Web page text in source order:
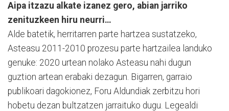
Aipa itzazu alkate izanez gero, abian jarriko
zenituzkeen hiru neurri…
Alde batetik, herritarren parte hartzea sustatzeko,
Asteasu 2011-2010 prozesu parte hartzailea landuko
genuke: 2020 urtean nolako Asteasu nahi dugun
guztion artean erabaki dezagun. Bigarren, garraio
publikoari dagokionez, Foru Aldundiak zerbitzu hori
hobetu dezan bultzatzen jarraituko dugu. Legealdi